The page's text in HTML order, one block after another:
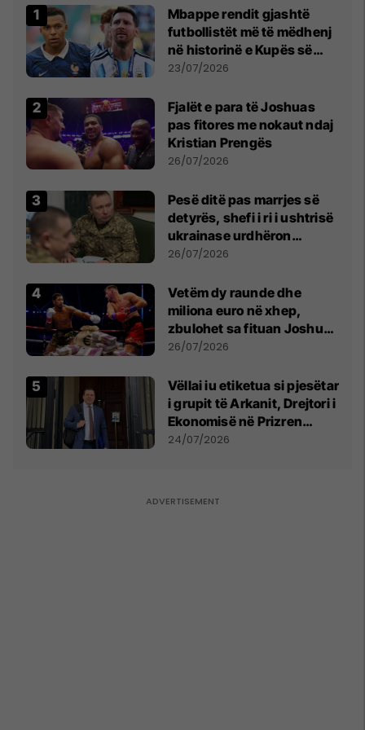
Mbappe rendit gjashtë
futbollistët më të mëdhenj
në historinë e Kupës së
Botës, Messi mbetet i dyti
23/07/2026
Fjalët e para të Joshuas
pas fitores me nokaut ndaj
Kristian Prengës
26/07/2026
Pesë ditë pas marrjes së
detyrës, shefi i ri i ushtrisë
ukrainase urdhëron
kontroll të madh
26/07/2026
Vetëm dy raunde dhe
miliona euro në xhep,
zbulohet sa fituan Joshua
e Prenga
26/07/2026
Vëllai iu etiketua si pjesëtar
i grupit të Arkanit, Drejtori i
Ekonomisë në Prizren
mohon pretendimet
24/07/2026